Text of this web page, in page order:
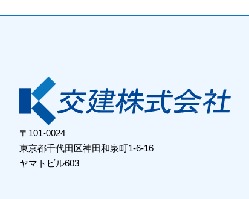
〒101-0024
東京都千代田区神田和泉町1-6-16
ヤマトビル603